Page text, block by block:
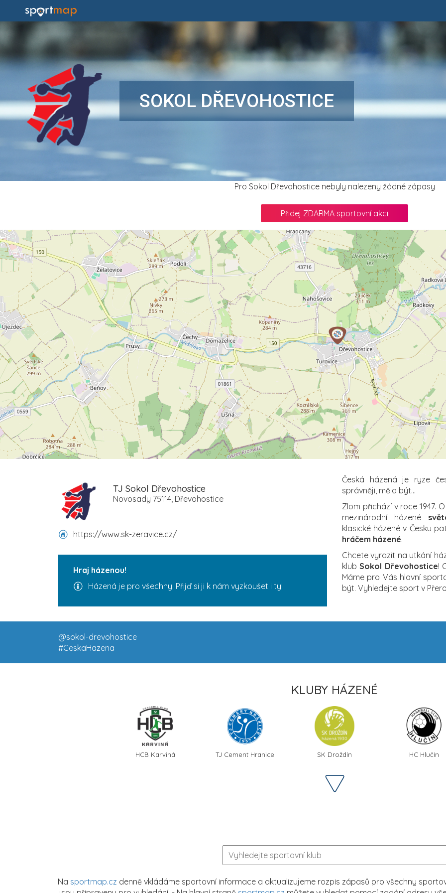
SOKOL DŘEVOHOSTICE
Pro Sokol Dřevohostice nebyly nalezeny žádné zápasy
Přidej ZDARMA sportovní akci
TJ Sokol Dřevohostice
Novosady 75114, Dřevohostice
https://www.sk-zeravice.cz/
Hraj házenou!
Házená je pro všechny. Přijď si ji k nám vyzkoušet i ty!
Česká házená je ryze
správněji, měla být…
Zlom přichází v roce 1947.
mezinárodní házené
klasické házené v Česku
hráčem házené.
Chcete vyrazit na utkání
klubSokol Dřevohostice!
Máme pro Vás hlavní
být. Vyhledejte sport v
@sokol-drevohostice
#CeskaHazena
KLUBY HÁZENÉ
HCB Karviná TJ Cement Hranice SK Droždín HC Hlučín
Na sportmap.cz denně vkládáme sportovní informace a aktualizujeme rozpis zápasů pro všechny